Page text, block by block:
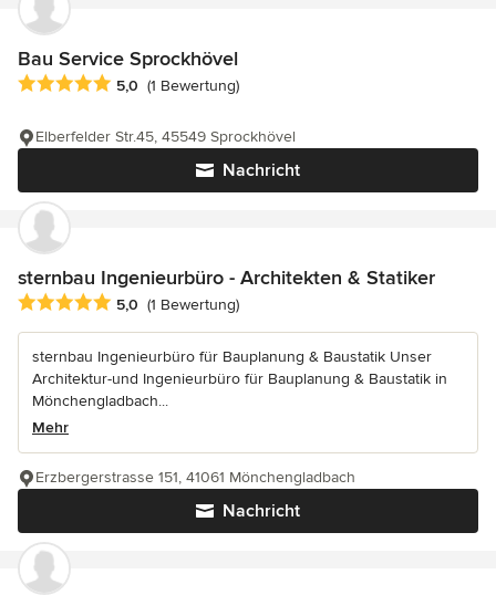
Bau Service Sprockhövel
Durchschnittliche Bewertung: 5 von 5 Sternen
5,0 (1 Bewertung)
Nachricht
Elberfelder Str.45, 45549 Sprockhövel
sternbau Ingenieurbüro - Architekten & Statiker
Durchschnittliche Bewertung: 5 von 5 Sternen
5,0 (1 Bewertung)
sternbau Ingenieurbüro für Bauplanung & Baustatik Unser
Architektur-und Ingenieurbüro für Bauplanung & Baustatik in
Mönchengladbach...
Mehr
Nachricht
Erzbergerstrasse 151, 41061 Mönchengladbach